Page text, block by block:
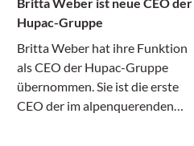
Hupac-Gruppe
Britta Weber hat ihre Funktion
als CEO der Hupac-Gruppe
übernommen. Sie ist die erste
CEO der im alpenquerenden